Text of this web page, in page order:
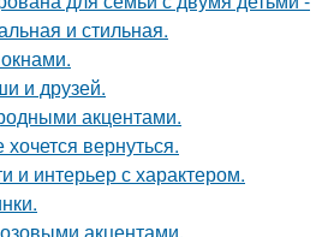
и стильная.
и друзей.
акцентами.
вернуться.
и интерьер с характером.